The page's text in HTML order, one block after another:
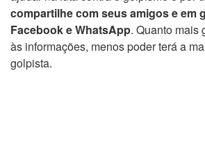
compartilhe com seus amigos e em
Facebook e WhatsApp. Quanto mais
às informações, menos poder terá a
golpista.